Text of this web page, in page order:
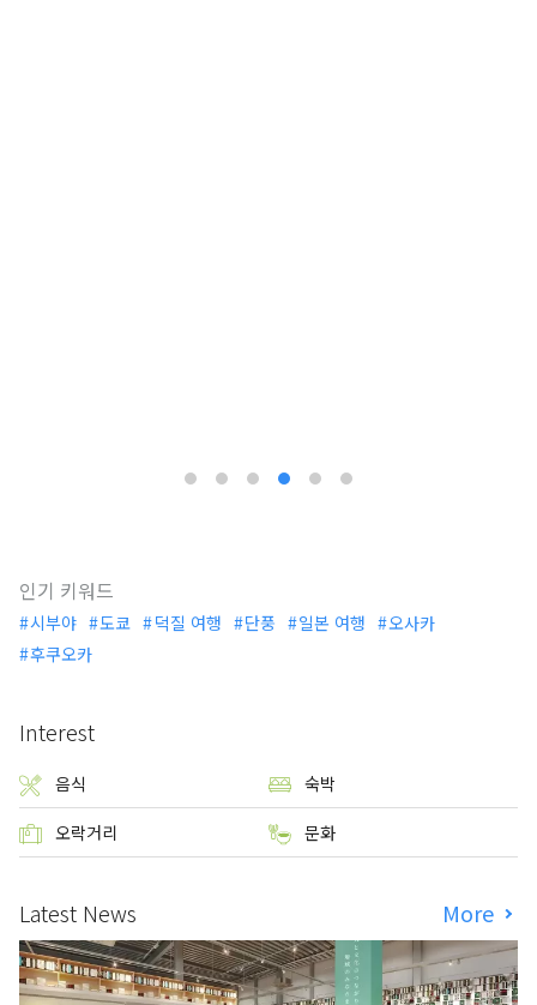
인기 키워드
시부야 도쿄 덕질 여행 단풍 일본 여행
오사카
후쿠오카
Interest
음식 숙박
오락거리 문화
Latest News More